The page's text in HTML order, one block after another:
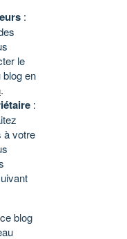
:
le
blog en
.
:
à votre
blog